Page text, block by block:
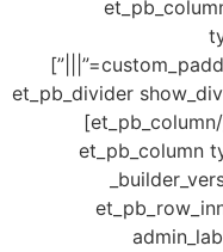
custom_padding=”|||” custom_padding__hover=”|||”]
height=”300px”][/et_pb_divider][/et_pb_column]